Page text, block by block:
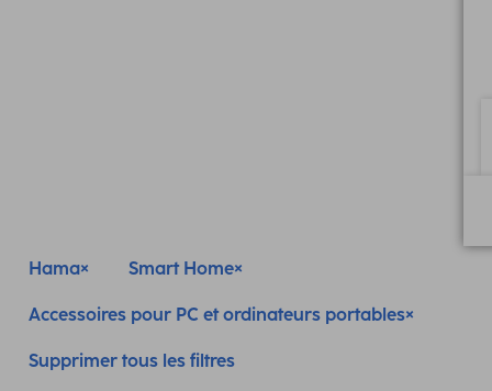
Hama Smart Home
Accessoires pour PC et ordinateurs portables
Supprimer tous les filtres